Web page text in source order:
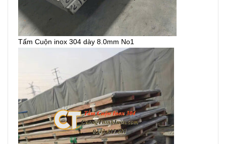
Tấm Cuộn inox 304 dày 8.0mm No1